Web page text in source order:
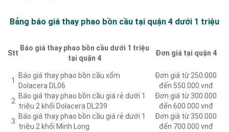
Bảng báo giá thay phao bồn cầu tại quận 4 dưới 1 triệu
Stt
Báo giá thay phao bồn cầu dưới 1 triệu
tại quận 4
Đơn giá tại quận 4
1
Báo giá thay phao bồn cầu xổm
Dolacera DL06
Đơn giá từ 250.000
đến 550.000 vnđ
2
Báo giá thay phao bồn cầu giá rẻ dưới 1
triệu 2 khối Dolacera DL239
Đơn giá từ 300.000
đến 600.000 vnđ
3
Báo giá thay phao bồn cầu giá rẻ dưới 1
triệu 2 khối Minh Long
Đơn giá từ 350.000
đến 700.000 vnđ